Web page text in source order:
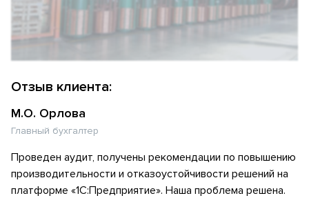
Отзыв клиента:
М.О. Орлова
Главный бухгалтер
Проведен аудит, получены рекомендации по повышению
производительности и отказоустойчивости решений на
платформе «1С:Предприятие». Наша проблема решена.